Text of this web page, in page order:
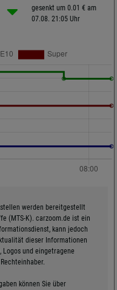
gesenkt um 0.01 € am
07.08. 21:05 Uhr
werden bereitgestellt
(MTS-K). carzoom.de ist ein
kann jedoch
dieser Informationen
Logos und eingetragene
können Sie über